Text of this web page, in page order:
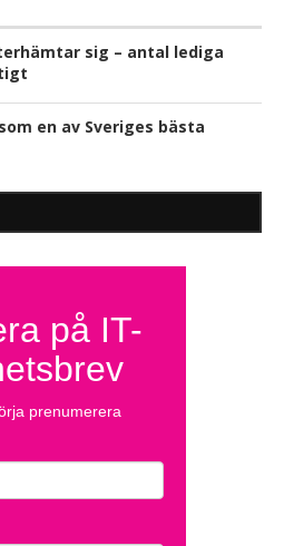
sig – antal lediga
en av Sveriges bästa